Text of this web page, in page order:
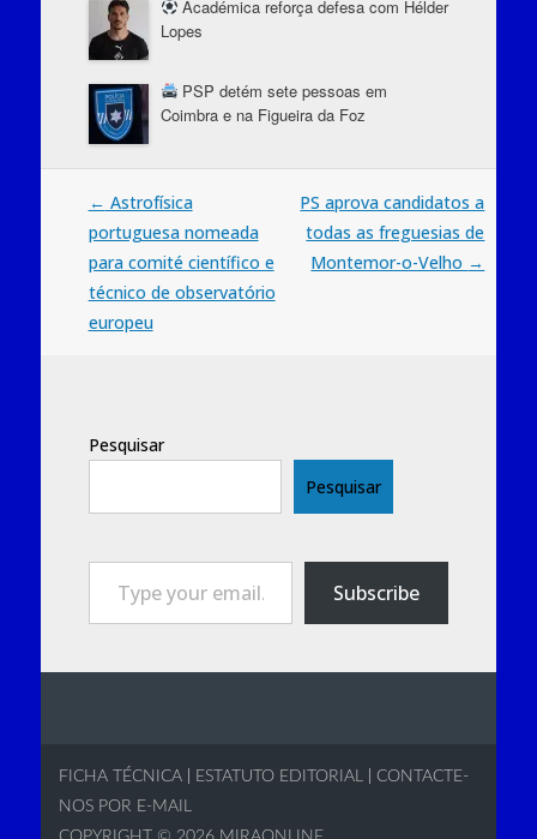
Académica reforça defesa com Hélder
Lopes
PSP detém sete pessoas em
Coimbra e na Figueira da Foz
Post
navigation
← Astrofísica
portuguesa nomeada
para comité científico e
técnico de observatório
europeu
PS aprova candidatos a
todas as freguesias de
Montemor-o-Velho →
Pesquisar
Pesquisar
Type your email…
Subscribe
FICHA TÉCNICA| ESTATUTO EDITORIAL
CONTACTE-
NOS POR E-MAIL